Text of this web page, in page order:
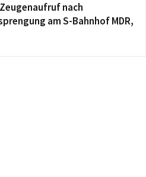
nach
am S-Bahnhof MDR,